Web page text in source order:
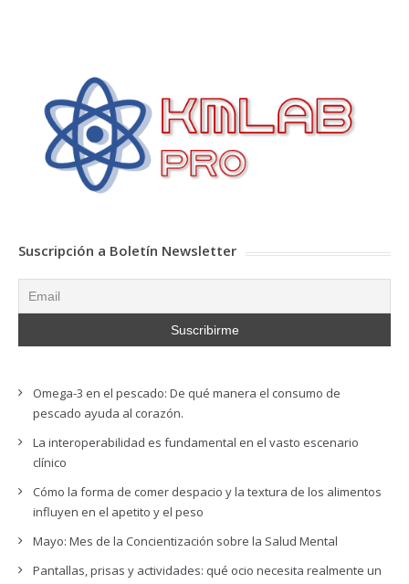
Suscripción a Boletín Newsletter
Omega-3 en el pescado: De qué manera el consumo de
pescado ayuda al corazón.
La interoperabilidad es fundamental en el vasto escenario
clínico
Cómo la forma de comer despacio y la textura de los alimentos
influyen en el apetito y el peso
Mayo: Mes de la Concientización sobre la Salud Mental
Pantallas, prisas y actividades: qué ocio necesita realmente un